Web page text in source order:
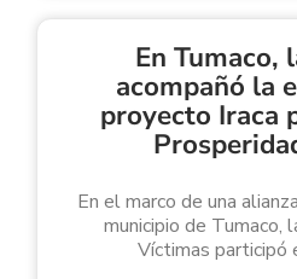
En Tumaco,
acompañó la
proyecto Iraca
En el marco de una
municipio de Tumaco,
Víctimas participó